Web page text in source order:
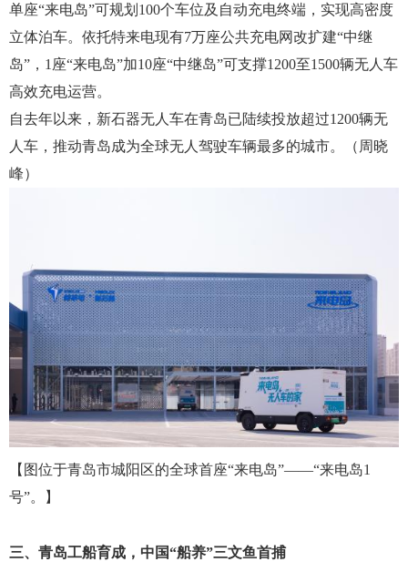
单座“来电岛”可规划100个车位及自动充电终端，实现高密度
立体泊车。依托特来电现有7万座公共充电网改扩建“中继
岛”，1座“来电岛”加10座“中继岛”可支撑1200至1500辆无人车
高效充电运营。
自去年以来，新石器无人车在青岛已陆续投放超过1200辆无
人车，推动青岛成为全球无人驾驶车辆最多的城市。（周晓
峰）
【图位于青岛市城阳区的全球首座“来电岛”——“来电岛1
号”。】
三、青岛工船育成，中国“船养”三文鱼首捕